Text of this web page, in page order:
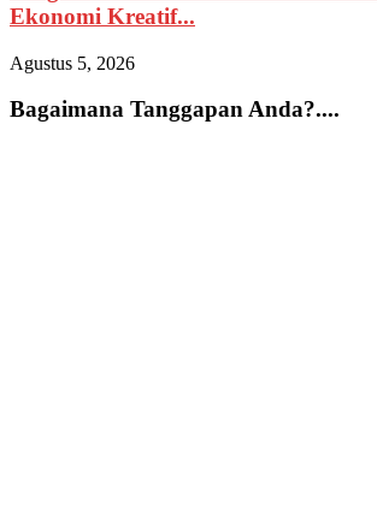
Ekonomi Kreatif...
Agustus 5, 2026
Bagaimana Tanggapan Anda?....